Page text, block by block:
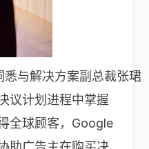
与解决方案副总裁张珺
议计划进程中掌握
全球顾客，Google